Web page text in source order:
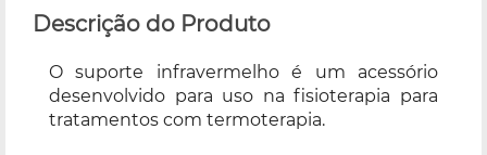
Descrição do Produto
O suporte infravermelho é um acessório
desenvolvido para uso na fisioterapia para
tratamentos com termoterapia.